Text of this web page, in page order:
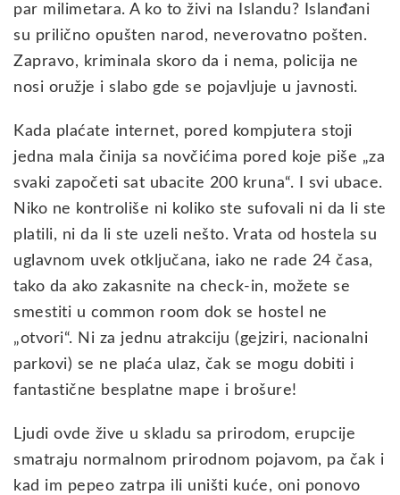
par milimetara. A ko to živi na Islandu? Islanđani
su prilično opušten narod, neverovatno pošten.
Zapravo, kriminala skoro da i nema, policija ne
nosi oružje i slabo gde se pojavljuje u javnosti.
Kada plaćate internet, pored kompjutera stoji
jedna mala činija sa novčićima pored koje piše „za
svaki započeti sat ubacite 200 kruna“. I svi ubace.
Niko ne kontroliše ni koliko ste sufovali ni da li ste
platili, ni da li ste uzeli nešto. Vrata od hostela su
uglavnom uvek otključana, iako ne rade 24 časa,
tako da ako zakasnite na check-in, možete se
smestiti u common room dok se hostel ne
„otvori“. Ni za jednu atrakciju (gejziri, nacionalni
parkovi) se ne plaća ulaz, čak se mogu dobiti i
fantastične besplatne mape i brošure!
Ljudi ovde žive u skladu sa prirodom, erupcije
smatraju normalnom prirodnom pojavom, pa čak i
kad im pepeo zatrpa ili uništi kuće, oni ponovo